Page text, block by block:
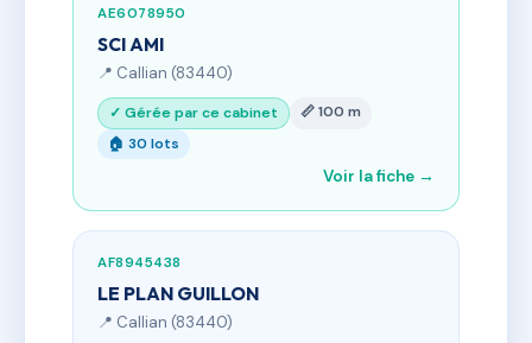
AE6078950
SCI AMI
📍 Callian (83440)
✓ Gérée par ce cabinet
📏 100 m
🏠 30 lots
Voir la fiche →
AF8945438
LE PLAN GUILLON
📍 Callian (83440)